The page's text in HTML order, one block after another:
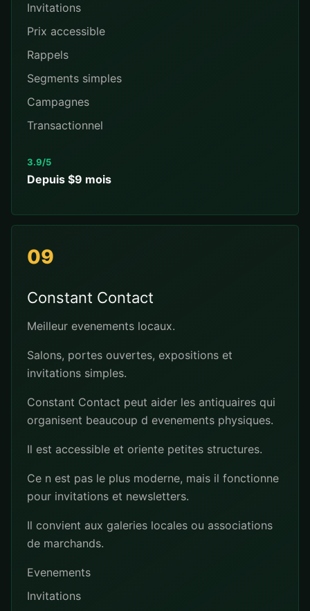
Invitations
Prix accessible
Rappels
Segments simples
Campagnes
Transactionnel
3.9/5
Depuis $9 mois
09
Constant Contact
Meilleur evenements locaux.
Salons, portes ouvertes, expositions et
invitations simples.
Constant Contact peut aider les antiquaires qui
organisent beaucoup d evenements physiques.
Il est accessible et oriente petites structures.
Ce n est pas le plus moderne, mais il fonctionne
pour invitations et newsletters.
Il convient aux galeries locales ou associations
de marchands.
Evenements
Invitations